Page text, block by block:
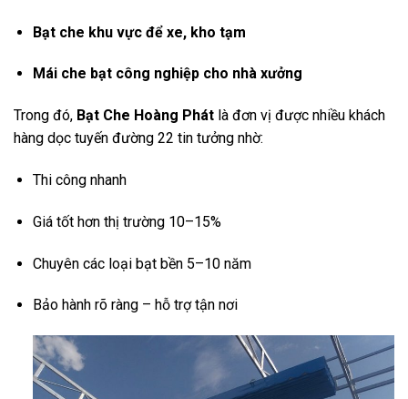
Bạt che khu vực để xe, kho tạm
Mái che bạt công nghiệp cho nhà xưởng
Trong đó, Bạt Che Hoàng Phát là đơn vị được nhiều khách
hàng dọc tuyến đường 22 tin tưởng nhờ:
Thi công nhanh
Giá tốt hơn thị trường 10–15%
Chuyên các loại bạt bền 5–10 năm
Bảo hành rõ ràng – hỗ trợ tận nơi